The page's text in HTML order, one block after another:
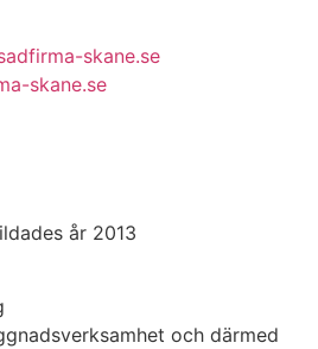
skane.se
skane.se
år 2013
och därmed